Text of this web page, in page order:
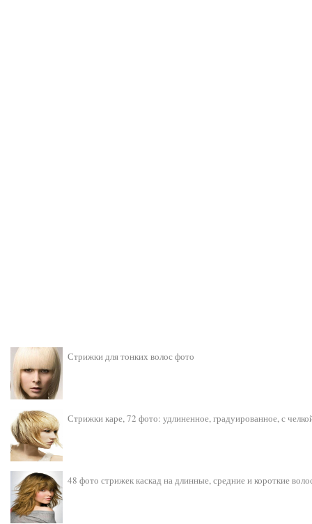
Стрижки для тонких волос фото
Стрижки каре, 72 фото: удлиненное, градуированное, с
48 фото стрижек каскад на длинные, средние и короткие